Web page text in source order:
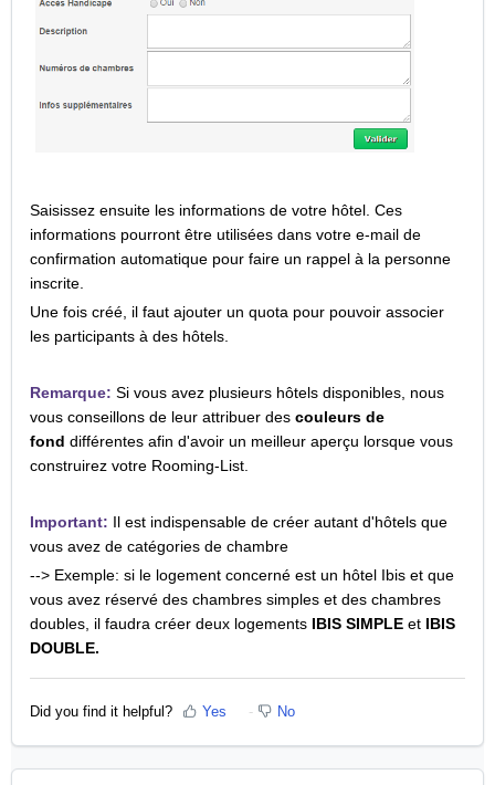
Saisissez ensuite les informations de votre hôtel. Ces
informations pourront être utilisées dans votre e-mail de
confirmation automatique pour faire un rappel à la personne
inscrite.
Une fois créé, il faut ajouter un quota pour pouvoir associer
les participants à des hôtels.
Remarque: Si vous avez plusieurs hôtels disponibles, nous
vous conseillons de leur attribuer des couleurs de
fond différentes afin d'avoir un meilleur aperçu lorsque vous
construirez votre Rooming-List.
Important: Il est indispensable de créer autant d'hôtels que
vous avez de catégories de chambre
--> Exemple: si le logement concerné est un hôtel Ibis et que
vous avez réservé des chambres simples et des chambres
doubles, il faudra créer deux logements IBIS SIMPLE et IBIS
DOUBLE.
Did you find it helpful? Yes No